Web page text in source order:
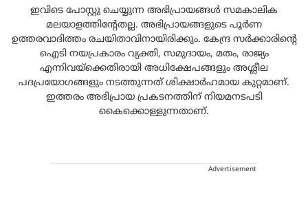
ഇവിടെ പോസ്റ്റു ചെയ്യുന്ന അഭിപ്രായങ്ങൾ സമകാലിക
മലയാളത്തിന്റേതല്ല. അഭിപ്രായങ്ങളുടെ പൂർണ
ഉത്തരവാദിത്തം രചയിതാവിനായിരിക്കും. കേന്ദ്ര സർക്കാരിന്റെ
ഐടി നയപ്രകാരം വ്യക്തി, സമുദായം, മതം, രാജ്യം
എന്നിവയ്ക്കെതിരായി അധിക്ഷേപങ്ങളും അശ്ലീല
പദപ്രയോഗങ്ങളും നടത്തുന്നത് ശിക്ഷാർഹമായ കുറ്റമാണ്.
ഇത്തരം അഭിപ്രായ പ്രകടനത്തിന് നിയമനടപടി
കൈക്കൊള്ളുന്നതാണ്.
Advertisement